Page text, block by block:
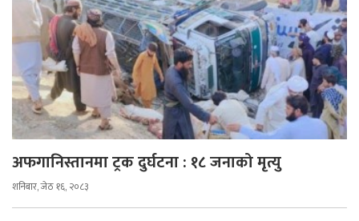
अफगानिस्तानमा ट्रक दुर्घटना : १८ जनाको मृत्यु
शनिबार, जेठ १६, २०८३